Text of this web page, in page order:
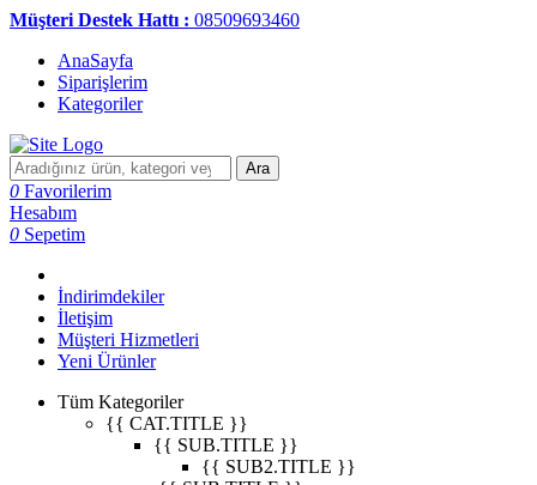
Müşteri Destek Hattı : 08509693460
AnaSayfa
Siparişlerim
Kategoriler
Ara
0 Favorilerim
Hesabım
0 Sepetim
İndirimdekiler
İletişim
Müşteri Hizmetleri
Yeni Ürünler
Tüm Kategoriler
{{ CAT.TITLE }}
{{ SUB.TITLE }}
{{ SUB2.TITLE }}